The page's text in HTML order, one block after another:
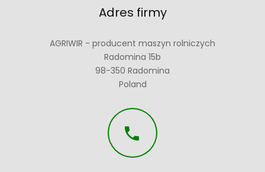
Adres firmy
AGRIWIR - producent maszyn rolniczych
Radomina 15b
98-350 Radomina
Poland
